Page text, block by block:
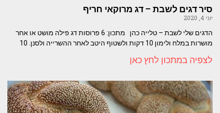
סיר דגים לשבת – דג מרוקאי חריף
יוני 4, 2020
הדגים שלי לשבת – טלייה כהן מתכון: 6 פרוסות דג פילה מושט או אחר
מושרות במלח ולימון 10 דקות ולשטוף היטב לאחר ההשרייה ולסנן. 10
לצפיה במתכון לחץ כאן